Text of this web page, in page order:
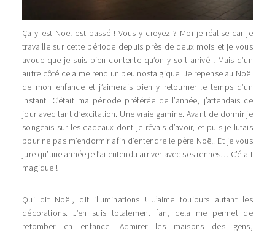
Ça y est Noël est passé ! Vous y croyez ? Moi je réalise car je
travaille sur cette période depuis près de deux mois et je vous
avoue que je suis bien contente qu’on y soit arrivé ! Mais d’un
autre côté cela me rend un peu nostalgique. Je repense au Noël
de mon enfance et j’aimerais bien y retourner le temps d’un
instant. C’était ma période préférée de l’année, j’attendais ce
jour avec tant d’excitation. Une vraie gamine. Avant de dormir je
songeais sur les cadeaux dont je rêvais d’avoir, et puis je lutais
pour ne pas m’endormir afin d’entendre le père Noël. Et je vous
jure qu’une année je l’ai entendu arriver avec ses rennes… C’était
magique !
Qui dit Noël, dit illuminations ! J’aime toujours autant les
décorations. J’en suis totalement fan, cela me permet de
retomber en enfance. Admirer les maisons des gens,